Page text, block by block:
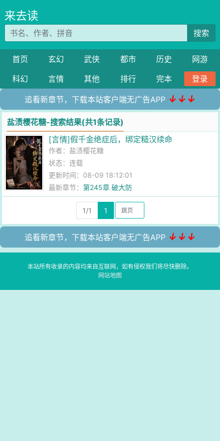
来去读
搜索
首页 玄幻 武侠 都市 历史
网游
科幻
言情 其他 排行 完本 登录
追看新章节，下载本站客户端无广告APP ↓↓↓
盐渍樱花糖-搜索结果(共1条记录)
[言情]假千金绝症后，绑定糙汉续命
作者： 盐渍樱花糖
状态：连载
更新时间：08-09 18:12:01
最新章节：第245章 破大防
1/1 1
追看新章节，下载本站客户端无广告APP ↓↓↓
本站所有收录的内容均来自互联网，如有侵权我们将尽快删除。
网站地图